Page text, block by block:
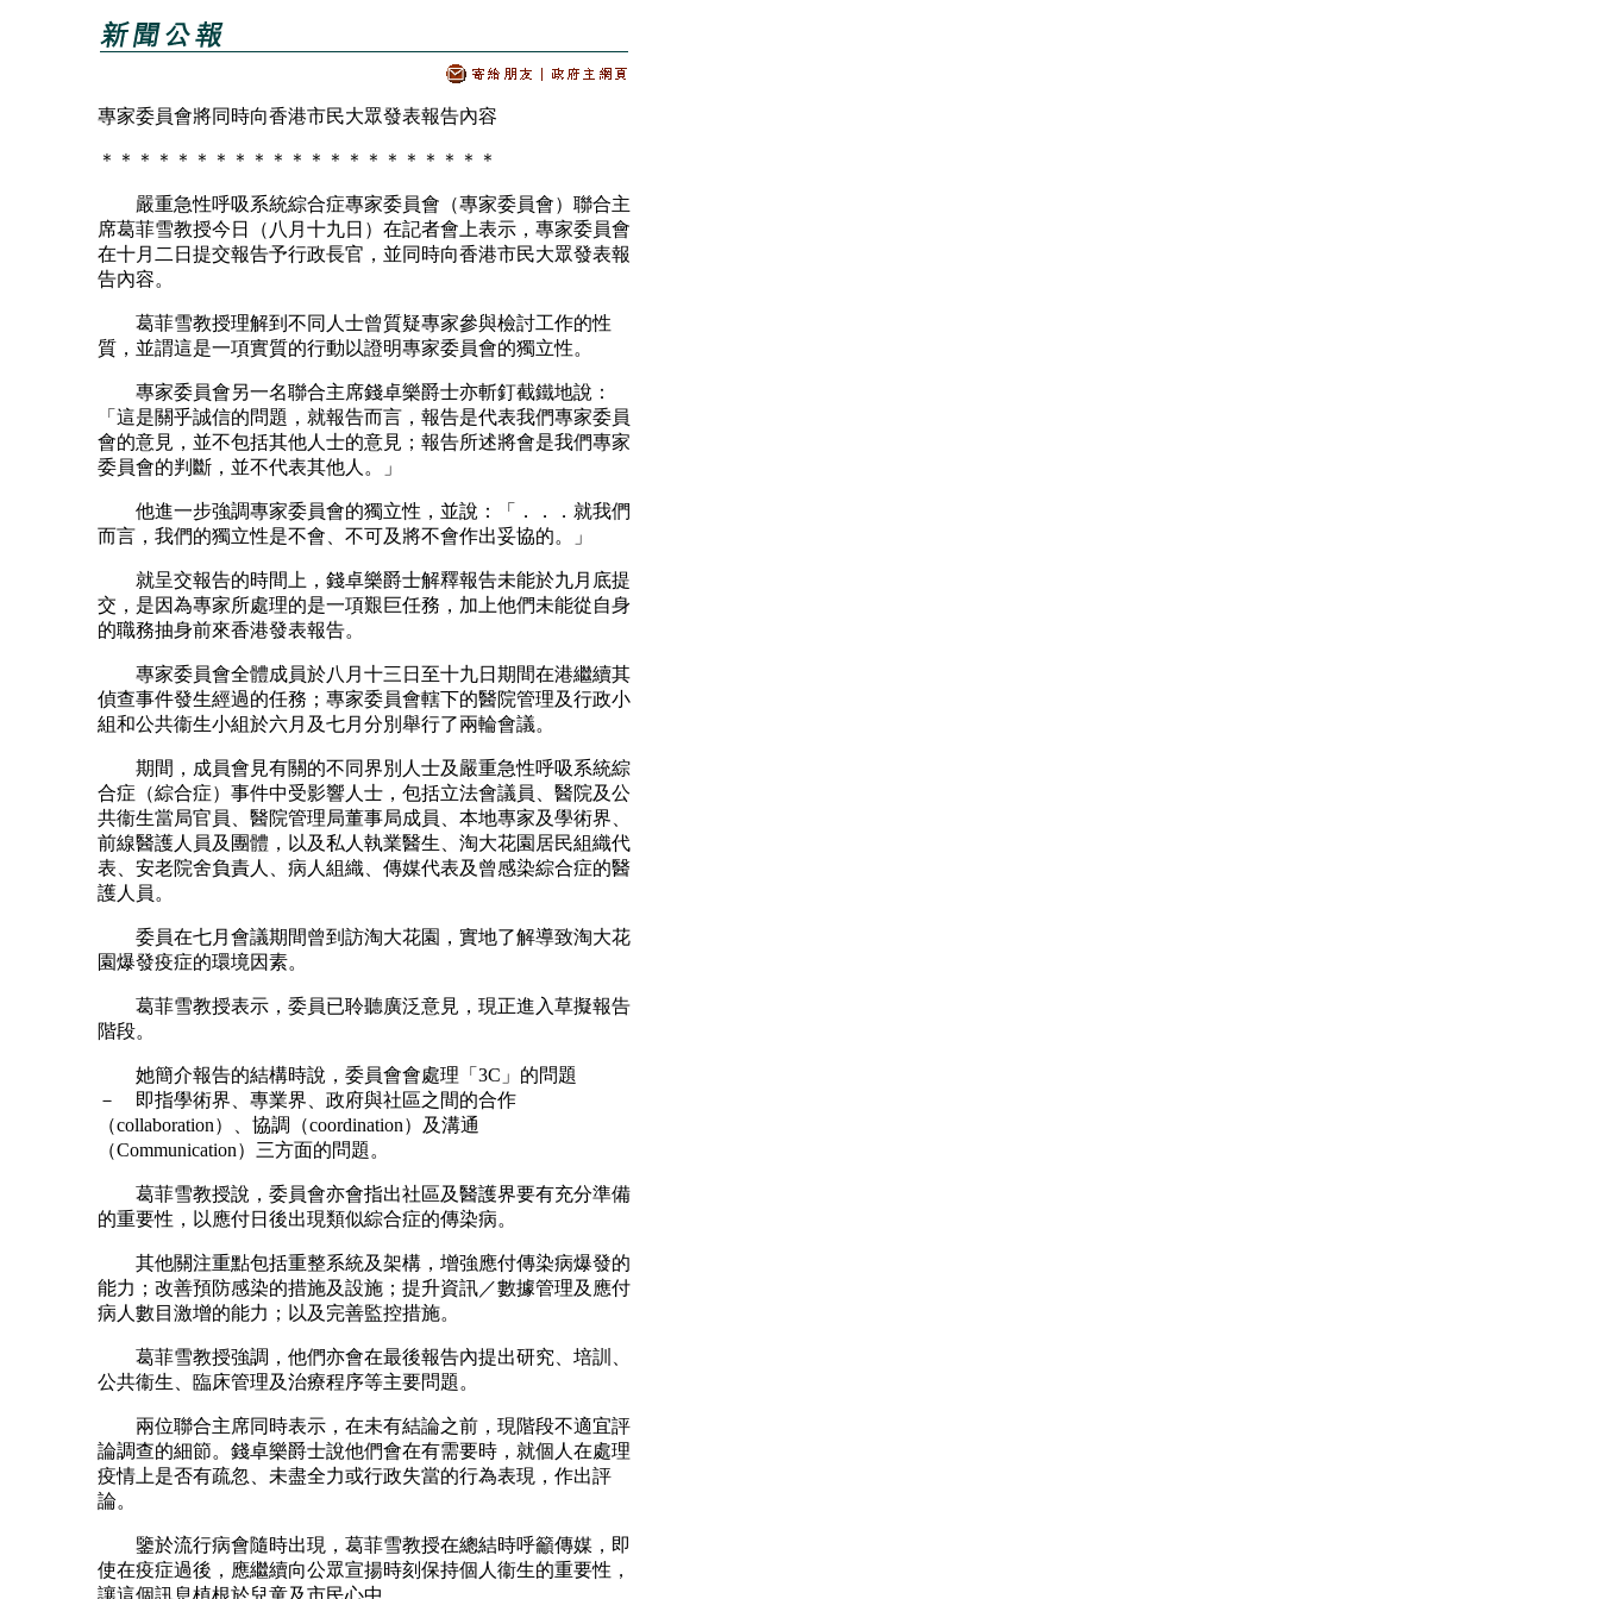
專家委員會將同時向香港市民大眾發表報告內容
＊＊＊＊＊＊＊＊＊＊＊＊＊＊＊＊＊＊＊＊＊
嚴重急性呼吸系統綜合症專家委員會（專家委員會）聯合主
席葛菲雪教授今日（八月十九日）在記者會上表示，專家委員會
在十月二日提交報告予行政長官，並同時向香港市民大眾發表報
告內容。
葛菲雪教授理解到不同人士曾質疑專家參與檢討工作的性
質，並謂這是一項實質的行動以證明專家委員會的獨立性。
專家委員會另一名聯合主席錢卓樂爵士亦斬釘截鐵地說：
「這是關乎誠信的問題，就報告而言，報告是代表我們專家委員
會的意見，並不包括其他人士的意見；報告所述將會是我們專家
委員會的判斷，並不代表其他人。」
他進一步強調專家委員會的獨立性，並說：「．．．就我們
而言，我們的獨立性是不會、不可及將不會作出妥協的。」
就呈交報告的時間上，錢卓樂爵士解釋報告未能於九月底提
交，是因為專家所處理的是一項艱巨任務，加上他們未能從自身
的職務抽身前來香港發表報告。
專家委員會全體成員於八月十三日至十九日期間在港繼續其
偵查事件發生經過的任務；專家委員會轄下的醫院管理及行政小
組和公共衞生小組於六月及七月分別舉行了兩輪會議。
期間，成員會見有關的不同界別人士及嚴重急性呼吸系統綜
合症（綜合症）事件中受影響人士，包括立法會議員、醫院及公
共衞生當局官員、醫院管理局董事局成員、本地專家及學術界、
前線醫護人員及團體，以及私人執業醫生、淘大花園居民組織代
表、安老院舍負責人、病人組織、傳媒代表及曾感染綜合症的醫
護人員。
委員在七月會議期間曾到訪淘大花園，實地了解導致淘大花
園爆發疫症的環境因素。
葛菲雪教授表示，委員已聆聽廣泛意見，現正進入草擬報告
階段。
她簡介報告的結構時說，委員會會處理「3C」的問題
－ 即指學術界、專業界、政府與社區之間的合作
（collaboration）、協調（coordination）及溝通
（Communication）三方面的問題。
葛菲雪教授說，委員會亦會指出社區及醫護界要有充分準備
的重要性，以應付日後出現類似綜合症的傳染病。
其他關注重點包括重整系統及架構，增強應付傳染病爆發的
能力；改善預防感染的措施及設施；提升資訊／數據管理及應付
病人數目激增的能力；以及完善監控措施。
葛菲雪教授強調，他們亦會在最後報告內提出研究、培訓、
公共衞生、臨床管理及治療程序等主要問題。
兩位聯合主席同時表示，在未有結論之前，現階段不適宜評
論調查的細節。錢卓樂爵士說他們會在有需要時，就個人在處理
疫情上是否有疏忽、未盡全力或行政失當的行為表現，作出評
論。
鑒於流行病會隨時出現，葛菲雪教授在總結時呼籲傳媒，即
使在疫症過後，應繼續向公眾宣揚時刻保持個人衞生的重要性，
讓這個訊息植根於兒童及市民心中。